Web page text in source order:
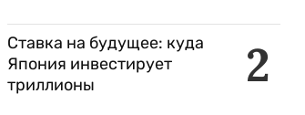
2
Ставка на будущее: куда
Япония инвестирует
триллионы